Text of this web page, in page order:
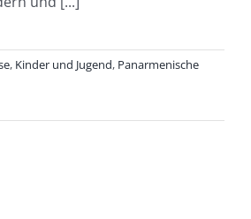
, Kinder und Jugend, Panarmenische